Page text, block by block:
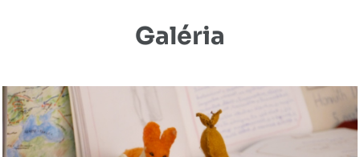
Galéria